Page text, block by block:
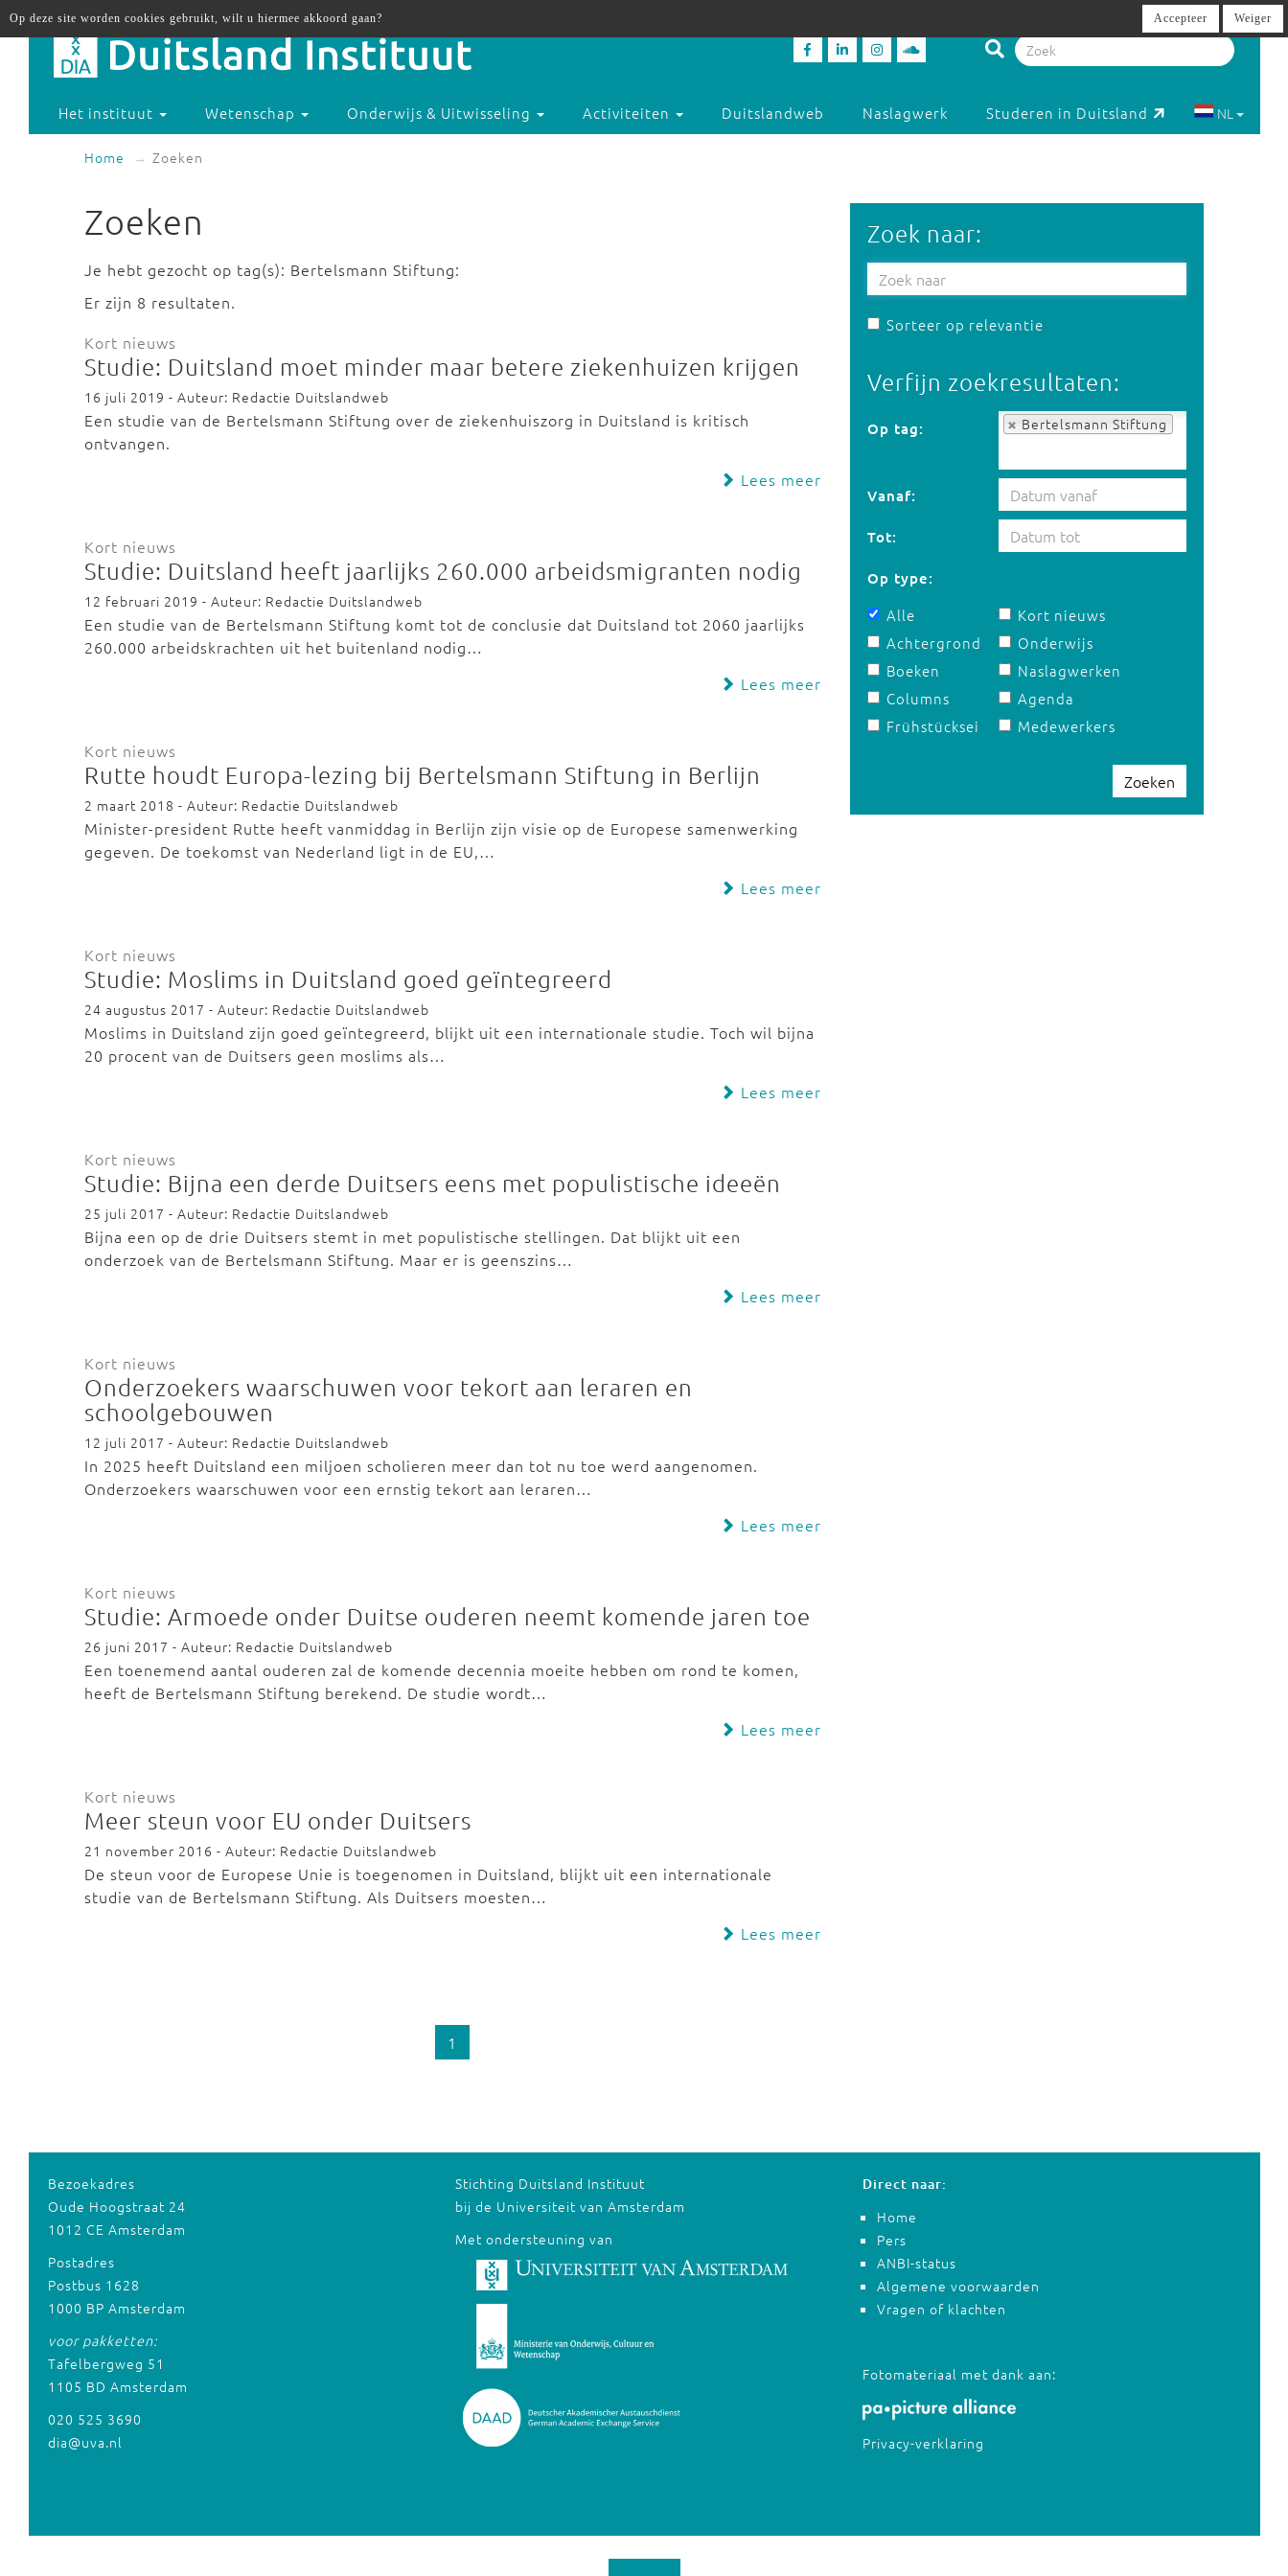
Het instituut Wetenschap Onderwijs & Uitwisseling Activiteiten Duitslandweb Naslagwerk Studeren in Duitsland NL
Home Zoeken
Zoeken
Je hebt gezocht op tag(s): Bertelsmann Stiftung:
Er zijn 8 resultaten.
Kort nieuws
Studie: Duitsland moet minder maar betere ziekenhuizen krijgen
16 juli 2019 - Auteur: Redactie Duitslandweb
Een studie van de Bertelsmann Stiftung over de ziekenhuiszorg in Duitsland is kritisch
ontvangen.
Lees meer
Kort nieuws
Studie: Duitsland heeft jaarlijks 260.000 arbeidsmigranten nodig
12 februari 2019 - Auteur: Redactie Duitslandweb
Een studie van de Bertelsmann Stiftung komt tot de conclusie dat Duitsland tot 2060 jaarlijks
260.000 arbeidskrachten uit het buitenland nodig…
Lees meer
Kort nieuws
Rutte houdt Europa-lezing bij Bertelsmann Stiftung in Berlijn
2 maart 2018 - Auteur: Redactie Duitslandweb
Minister-president Rutte heeft vanmiddag in Berlijn zijn visie op de Europese samenwerking
gegeven. De toekomst van Nederland ligt in de EU,…
Lees meer
Kort nieuws
Studie: Moslims in Duitsland goed geïntegreerd
24 augustus 2017 - Auteur: Redactie Duitslandweb
Moslims in Duitsland zijn goed geïntegreerd, blijkt uit een internationale studie. Toch wil bijna
20 procent van de Duitsers geen moslims als…
Lees meer
Kort nieuws
Studie: Bijna een derde Duitsers eens met populistische ideeën
25 juli 2017 - Auteur: Redactie Duitslandweb
Bijna een op de drie Duitsers stemt in met populistische stellingen. Dat blijkt uit een
onderzoek van de Bertelsmann Stiftung. Maar er is geenszins…
Lees meer
Kort nieuws
Onderzoekers waarschuwen voor tekort aan leraren en
schoolgebouwen
12 juli 2017 - Auteur: Redactie Duitslandweb
In 2025 heeft Duitsland een miljoen scholieren meer dan tot nu toe werd aangenomen.
Onderzoekers waarschuwen voor een ernstig tekort aan leraren…
Lees meer
Kort nieuws
Studie: Armoede onder Duitse ouderen neemt komende jaren toe
26 juni 2017 - Auteur: Redactie Duitslandweb
Een toenemend aantal ouderen zal de komende decennia moeite hebben om rond te komen,
heeft de Bertelsmann Stiftung berekend. De studie wordt…
Lees meer
Kort nieuws
Meer steun voor EU onder Duitsers
21 november 2016 - Auteur: Redactie Duitslandweb
De steun voor de Europese Unie is toegenomen in Duitsland, blijkt uit een internationale
studie van de Bertelsmann Stiftung. Als Duitsers moesten…
Lees meer
1
Zoek naar:
Sorteer op relevantie
Verfijn zoekresultaten:
Op tag: Bertelsmann Stiftung
Op tag:
Vanaf:
Tot:
Op type:
Alle
Achtergrond
Boeken
Columns
Frühstücksei
Kort nieuws
Onderwijs
Naslagwerken
Agenda
Medewerkers
Zoeken
Bezoekadres
Oude Hoogstraat 24
1012 CE Amsterdam
Postadres
Postbus 1628
1000 BP Amsterdam
voor pakketten:
Tafelbergweg 51
1105 BD Amsterdam
020 525 3690
dia@uva.nl
Stichting Duitsland Instituut
bij de Universiteit van Amsterdam
Met ondersteuning van
Direct naar:
Home
Pers
ANBI-status
Algemene voorwaarden
Vragen of klachten
Fotomateriaal met dank aan:
Privacy-verklaring
Op deze site worden cookies gebruikt, wilt u hiermee akkoord gaan? Accepteer Weiger